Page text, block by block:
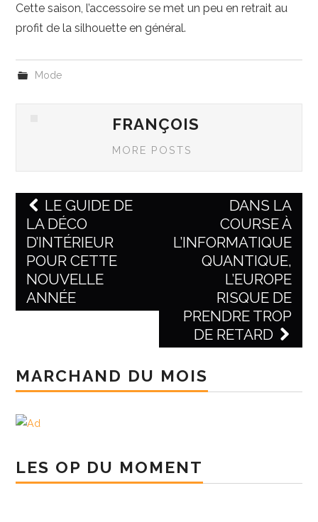
Cette saison, l’accessoire se met un peu en retrait au
profit de la silhouette en général.
Mode
FRANÇOIS
MORE POSTS
Post navigation
LE GUIDE DE
LA DÉCO
D’INTÉRIEUR
POUR CETTE
NOUVELLE
ANNÉE
DANS LA
COURSE À
L’INFORMATIQUE
QUANTIQUE,
L’EUROPE
RISQUE DE
PRENDRE TROP
DE RETARD
MARCHAND DU MOIS
LES OP DU MOMENT